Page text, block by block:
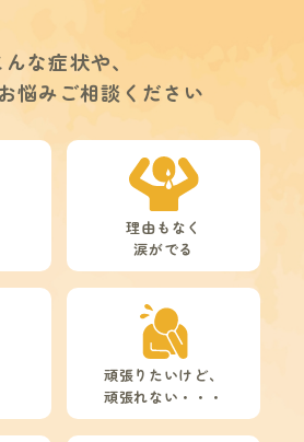
んな症状や、
悩みご相談ください
理由もなく
涙がでる
頑張りたいけど、
頑張れない・・・